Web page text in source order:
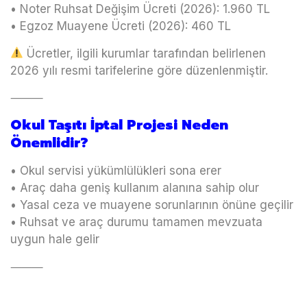
• Noter Ruhsat Değişim Ücreti (2026): 1.960 TL
• Egzoz Muayene Ücreti (2026): 460 TL
Ücretler, ilgili kurumlar tarafından belirlenen
2026 yılı resmi tarifelerine göre düzenlenmiştir.
⸻
Okul Taşıtı İptal Projesi Neden
Önemlidir?
• Okul servisi yükümlülükleri sona erer
• Araç daha geniş kullanım alanına sahip olur
• Yasal ceza ve muayene sorunlarının önüne geçilir
• Ruhsat ve araç durumu tamamen mevzuata
uygun hale gelir
⸻